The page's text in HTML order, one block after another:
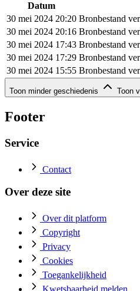
Datum
30 mei 2024 20:20 Bronbestand
30 mei 2024 20:16 Bronbestand
30 mei 2024 17:43 Bronbestand
30 mei 2024 17:29 Bronbestand
30 mei 2024 15:55 Bronbestand
Geschiedenis van dit
Datum
Toon minder geschiedenis Toon
Footer
Service
Contact
Over deze site
Over dit platform
Copyright
Privacy
Cookies
Toegankelijkheid
Kwetsbaarheid melden